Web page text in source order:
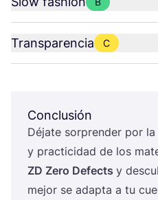
Transparencia C
Conclusión
Déja­te sor­pren­der por
y prac­ti­ci­dad de los
ZD Zero Defects y
mejor se adap­ta a tu